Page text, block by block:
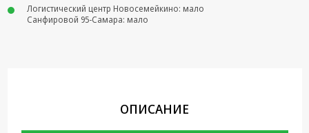
Батарейки,
Логистический центр Новосемейкино: мало
Санфировой 95-Самара: мало
ОПИСАНИЕ